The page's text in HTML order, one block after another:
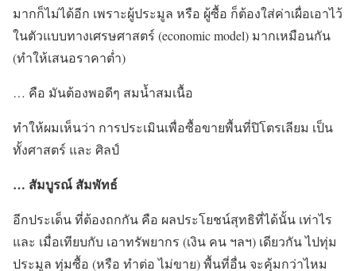
มากก็ไม่ได้อีก เพราะผู้ประมูล หรือ ผู้ซื้อ ก็ต้องใส่ค่าเผื่อเอาไว้
ในตัวแบบทางเศรษศาสตร์ (economic model) มากเหมือนกัน
(ทำให้เสนอราคาต่ำ)
… คือ มันต้องพอดีๆ สมน้ำสมเนื้อ
ทำให้ผมเห็นว่า การประเมินเพื่อซื้อขายพื้นที่ปิโตรเลียม เป็น
ทั้งศาสตร์ และ ศิลป์
… สัมบูรณ์ สัมพัทธ์
อีกประเด็น ที่ต้องถกกัน คือ ผลประโยชน์สุทธิที่ได้นั้น เท่าไร
และ เมื่อเทียบกับ เอาทรัพยากร (เงิน คน ฯลฯ) เดียวกัน ไปทุ่ม
ประมูล ทุ่มซื้อ (หรือ ทำต่อ ไม่ขาย) พื้นที่อื่น จะคุ้มกว่าไหม